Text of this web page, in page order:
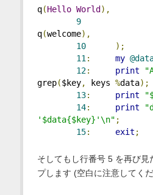
q(Hello World ),
9
q(welcome),
10
);
11: my
12: print
grep($key, keys %data);
13: print
14: print
'$data{$key}'\n" ;
15: exit ;
そしてもし行番号 5 を再び見
プします (空白に注意してく